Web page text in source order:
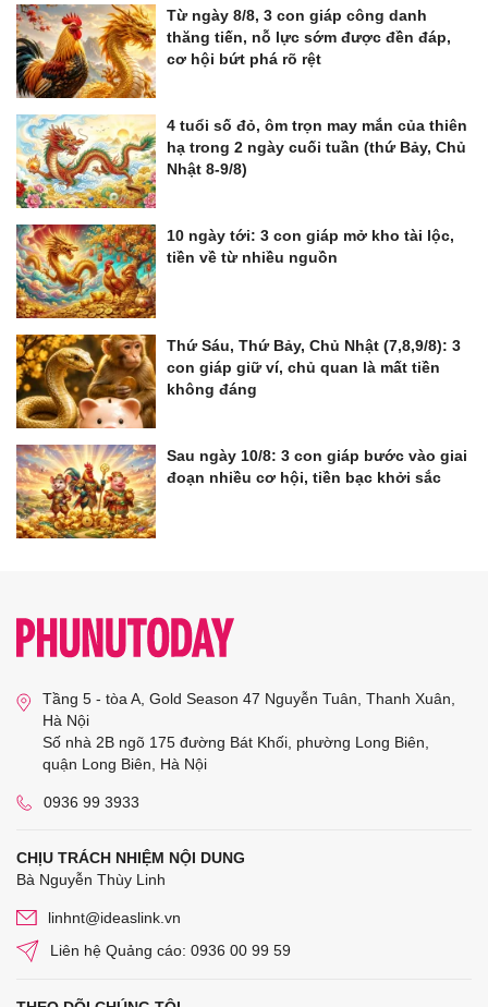
Từ ngày 8/8, 3 con giáp công danh
thăng tiến, nỗ lực sớm được đền đáp,
cơ hội bứt phá rõ rệt
4 tuổi số đỏ, ôm trọn may mắn của thiên
hạ trong 2 ngày cuối tuần (thứ Bảy, Chủ
Nhật 8-9/8)
10 ngày tới: 3 con giáp mở kho tài lộc,
tiền về từ nhiều nguồn
Thứ Sáu, Thứ Bảy, Chủ Nhật (7,8,9/8): 3
con giáp giữ ví, chủ quan là mất tiền
không đáng
Sau ngày 10/8: 3 con giáp bước vào giai
đoạn nhiều cơ hội, tiền bạc khởi sắc
Tầng 5 - tòa A, Gold Season 47 Nguyễn Tuân, Thanh Xuân,
Hà Nội
Số nhà 2B ngõ 175 đường Bát Khối, phường Long Biên,
quận Long Biên, Hà Nội
0936 99 3933
CHỊU TRÁCH NHIỆM NỘI DUNG
Bà Nguyễn Thùy Linh
linhnt@ideaslink.vn
Liên hệ Quảng cáo: 0936 00 99 59